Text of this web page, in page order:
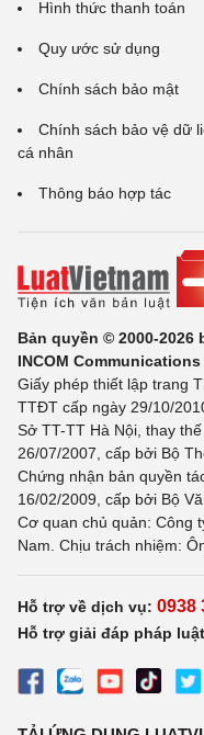
Hình thức thanh toán
Quy ước sử dụng
Chính sách bảo mật
Chính sách bảo vệ dữ
cá nhân
Thông báo hợp tác
Bản quyền © 2000-2026
INCOM Communications
Giấy phép thiết lập trang
TTĐT cấp ngày 29/10/
Sở TT-TT Hà Nội, thay
26/07/2007, cấp bởi Bộ
Chứng nhận bản quyền
16/02/2009, cấp bởi Bộ
Cơ quan chủ quản: Công
Nam. Chịu trách nhiệm:
Hỗ trợ về dịch vụ: 0938
Hỗ trợ giải đáp pháp